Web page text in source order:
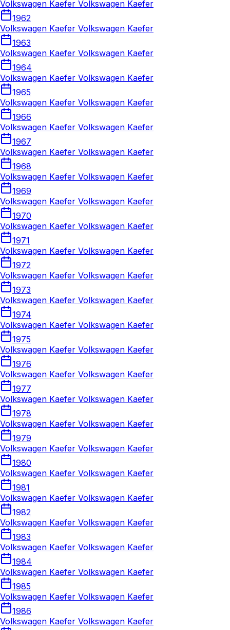
Volkswagen Kaefer Volkswagen Kaefer
1962
Volkswagen Kaefer Volkswagen Kaefer
1963
Volkswagen Kaefer Volkswagen Kaefer
1964
Volkswagen Kaefer Volkswagen Kaefer
1965
Volkswagen Kaefer Volkswagen Kaefer
1966
Volkswagen Kaefer Volkswagen Kaefer
1967
Volkswagen Kaefer Volkswagen Kaefer
1968
Volkswagen Kaefer Volkswagen Kaefer
1969
Volkswagen Kaefer Volkswagen Kaefer
1970
Volkswagen Kaefer Volkswagen Kaefer
1971
Volkswagen Kaefer Volkswagen Kaefer
1972
Volkswagen Kaefer Volkswagen Kaefer
1973
Volkswagen Kaefer Volkswagen Kaefer
1974
Volkswagen Kaefer Volkswagen Kaefer
1975
Volkswagen Kaefer Volkswagen Kaefer
1976
Volkswagen Kaefer Volkswagen Kaefer
1977
Volkswagen Kaefer Volkswagen Kaefer
1978
Volkswagen Kaefer Volkswagen Kaefer
1979
Volkswagen Kaefer Volkswagen Kaefer
1980
Volkswagen Kaefer Volkswagen Kaefer
1981
Volkswagen Kaefer Volkswagen Kaefer
1982
Volkswagen Kaefer Volkswagen Kaefer
1983
Volkswagen Kaefer Volkswagen Kaefer
1984
Volkswagen Kaefer Volkswagen Kaefer
1985
Volkswagen Kaefer Volkswagen Kaefer
1986
Volkswagen Kaefer Volkswagen Kaefer